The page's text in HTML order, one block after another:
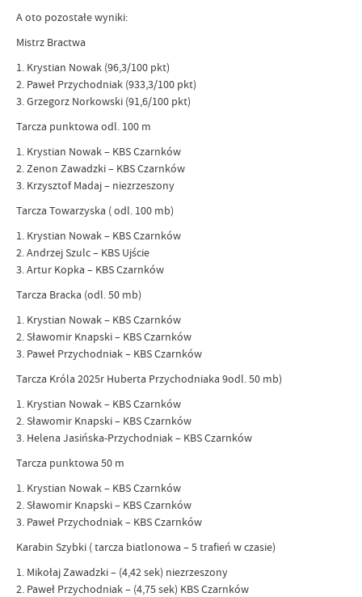
A oto pozostałe wyniki:
Mistrz Bractwa
1. Krystian Nowak (96,3/100 pkt)
2. Paweł Przychodniak (933,3/100 pkt)
3. Grzegorz Norkowski (91,6/100 pkt)
Tarcza punktowa odl. 100 m
1. Krystian Nowak – KBS Czarnków
2. Zenon Zawadzki – KBS Czarnków
3. Krzysztof Madaj – niezrzeszony
Tarcza Towarzyska ( odl. 100 mb)
1. Krystian Nowak – KBS Czarnków
2. Andrzej Szulc – KBS Ujście
3. Artur Kopka – KBS Czarnków
Tarcza Bracka (odl. 50 mb)
1. Krystian Nowak – KBS Czarnków
2. Sławomir Knapski – KBS Czarnków
3. Paweł Przychodniak – KBS Czarnków
Tarcza Króla 2025r Huberta Przychodniaka 9odl. 50 mb)
1. Krystian Nowak – KBS Czarnków
2. Sławomir Knapski – KBS Czarnków
3. Helena Jasińska-Przychodniak – KBS Czarnków
Tarcza punktowa 50 m
1. Krystian Nowak – KBS Czarnków
2. Sławomir Knapski – KBS Czarnków
3. Paweł Przychodniak – KBS Czarnków
Karabin Szybki ( tarcza biatlonowa – 5 trafień w czasie)
1. Mikołaj Zawadzki – (4,42 sek) niezrzeszony
2. Paweł Przychodniak – (4,75 sek) KBS Czarnków